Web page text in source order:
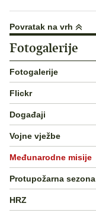
Povratak na vrh
Fotogalerije
Fotogalerije
Flickr
Događaji
Vojne vježbe
Međunarodne misije
Protupožarna sezona
HRZ